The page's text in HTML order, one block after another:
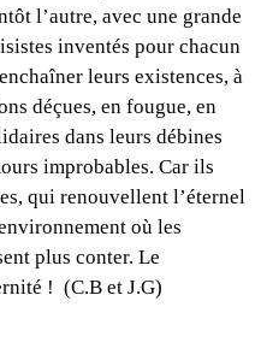
l’autre, avec une grande
inventés pour chacun
leurs existences, à
déçues, en fougue, en
dans leurs débines
improbables. Car ils
qui renouvellent l’éternel
où les
plus conter. Le
! (C.B et J.G)